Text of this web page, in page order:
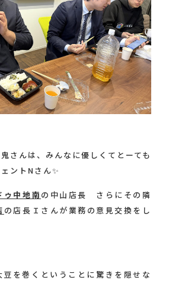
さんは、みんなに優しくてとーても
ントNさん✨
ゥ中地南 の中山店長 さらにその隣
の店長Ｉさんが業務の意見交換をし
豆を巻くということに驚きを隠せな